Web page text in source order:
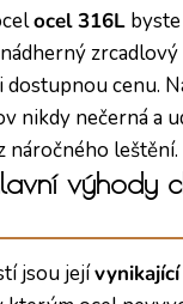
ocel 316L
dostupnou cenu.
nikdy nečerná a
náročného leštění.
výhody
jsou její